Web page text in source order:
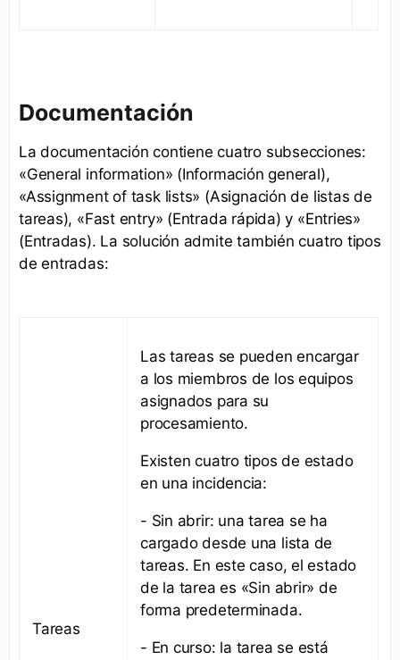
Documentación
La documentación contiene cuatro subsecciones:
«General information» (Información general),
«Assignment of task lists» (Asignación de listas de
tareas), «Fast entry» (Entrada rápida) y «Entries»
(Entradas). La solución admite también cuatro tipos
de entradas:
Tareas
Las tareas se pueden encargar
a los miembros de los equipos
asignados para su
procesamiento.
Existen cuatro tipos de estado
en una incidencia:
- Sin abrir: una tarea se ha
cargado desde una lista de
tareas. En este caso, el estado
de la tarea es «Sin abrir» de
forma predeterminada.
- En curso: la tarea se está